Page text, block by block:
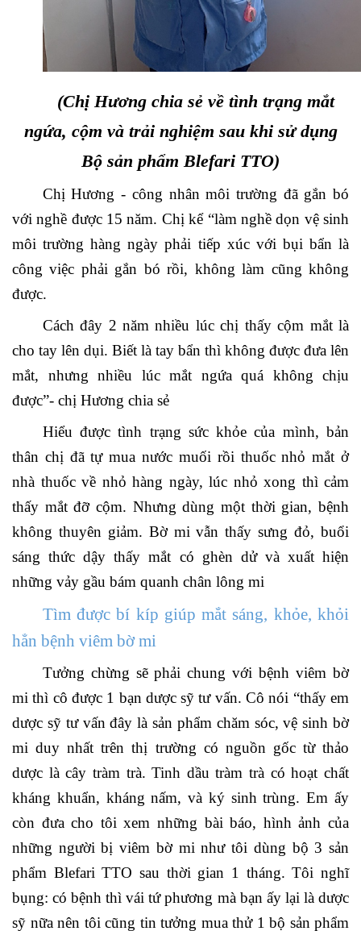
(Chị Hương chia sẻ về tình trạng mắt
ngứa, cộm và trải nghiệm sau khi sử dụng
Bộ sản phẩm Blefari TTO)
Chị Hương - công nhân môi trường đã gắn bó
với nghề được 15 năm. Chị kể “làm nghề dọn vệ sinh
môi trường hàng ngày phải tiếp xúc với bụi bẩn là
công việc phải gắn bó rồi, không làm cũng không
được.
Cách đây 2 năm nhiều lúc chị thấy cộm mắt là
cho tay lên dụi. Biết là tay bẩn thì không được đưa lên
mắt, nhưng nhiều lúc mắt ngứa quá không chịu
được”- chị Hương chia sẻ
Hiểu được tình trạng sức khỏe của mình, bản
thân chị đã tự mua nước muối rồi thuốc nhỏ mắt ở
nhà thuốc về nhỏ hàng ngày, lúc nhỏ xong thì cảm
thấy mắt đỡ cộm. Nhưng dùng một thời gian, bệnh
không thuyên giảm. Bờ mi vẫn thấy sưng đỏ, buổi
sáng thức dậy thấy mắt có ghèn dử và xuất hiện
những vảy gầu bám quanh chân lông mi
Tìm được bí kíp giúp mắt sáng, khỏe, khỏi
hẳn bệnh viêm bờ mi
Tưởng chừng sẽ phải chung với bệnh viêm bờ
mi thì cô được 1 bạn dược sỹ tư vấn. Cô nói “thấy em
dược sỹ tư vấn đây là sản phẩm chăm sóc, vệ sinh bờ
mi duy nhất trên thị trường có nguồn gốc từ thảo
dược là cây tràm trà. Tinh dầu tràm trà có hoạt chất
kháng khuẩn, kháng nấm, và ký sinh trùng. Em ấy
còn đưa cho tôi xem những bài báo, hình ảnh của
những người bị viêm bờ mi như tôi dùng bộ 3 sản
phẩm Blefari TTO sau thời gian 1 tháng. Tôi nghĩ
bụng: có bệnh thì vái tứ phương mà bạn ấy lại là dược
sỹ nữa nên tôi cũng tin tưởng mua thử 1 bộ sản phẩm